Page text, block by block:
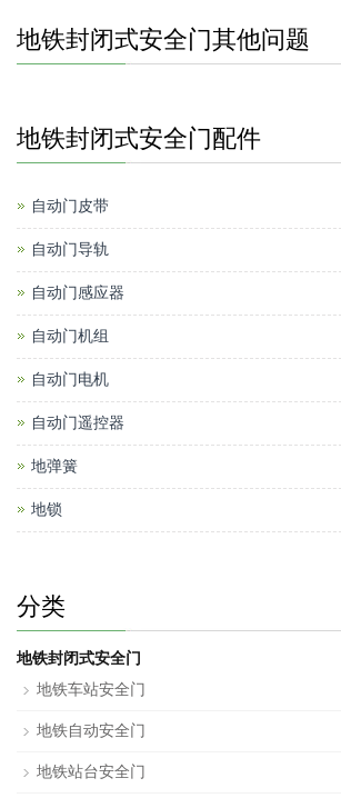
地铁封闭式安全门其他问题
地铁封闭式安全门配件
自动门皮带
自动门导轨
自动门感应器
自动门机组
自动门电机
自动门遥控器
地弹簧
地锁
分类
地铁封闭式安全门
地铁车站安全门
地铁自动安全门
地铁站台安全门